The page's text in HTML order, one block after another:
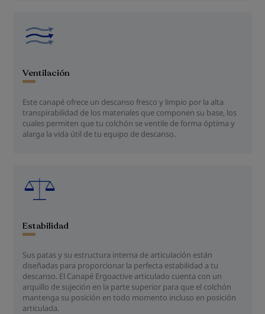
Ventilación
Este canapé ofrece un descanso fresco y limpio por la alta
transpirabilidad de los materiales que componen su base, los
cuales permiten que tu colchón se ventile de forma óptima y
alarga la vida útil de tu equipo de descanso.
Estabilidad
Sus patas y su estructura interna de articulación están
diseñadas para proporcionar la perfecta estabilidad a tu
descanso. El Canapé Ergoactive articulado cuenta con un
arquillo de sujeción en la parte superior para que el colchón
mantenga su posición en todo momento incluso en posición
articulada.